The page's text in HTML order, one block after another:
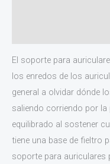
El soporte para
los enredos de los
general a olvidar dónde
saliendo corriendo por
equilibrado al sostener
tiene una base de fieltro
soporte para auriculares